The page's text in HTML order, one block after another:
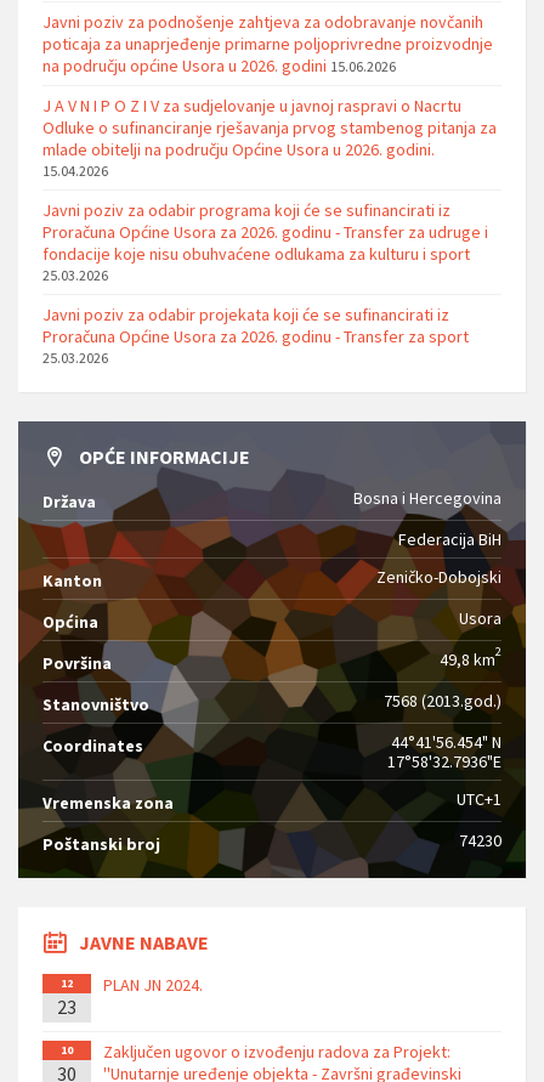
Javni poziv za podnošenje zahtjeva za odobravanje novčanih
poticaja za unaprjeđenje primarne poljoprivredne proizvodnje
na području općine Usora u 2026. godini 15.06.2026
J A V N I P O Z I V za sudjelovanje u javnoj raspravi o Nacrtu
Odluke o sufinanciranje rješavanja prvog stambenog pitanja za
mlade obitelji na području Općine Usora u 2026. godini.
15.04.2026
Javni poziv za odabir programa koji će se sufinancirati iz
Proračuna Općine Usora za 2026. godinu - Transfer za udruge i
fondacije koje nisu obuhvaćene odlukama za kulturu i sport
25.03.2026
Javni poziv za odabir projekata koji će se sufinancirati iz
Proračuna Općine Usora za 2026. godinu - Transfer za sport
25.03.2026
OPĆE INFORMACIJE
Država
Bosna i Hercegovina
Federacija BiH
Kanton
Zeničko-Dobojski
Općina Usora
Površina 49,8 km2
Stanovništvo 7568 (2013.god.)
Coordinates
44°41'56.454" N
17°58'32.7936"E
Vremenska zona
UTC+1
Poštanski broj 74230
JAVNE NABAVE
12
23
PLAN JN 2024.
10
30
Zaključen ugovor o izvođenju radova za Projekt:
''Unutarnje uređenje objekta - Završni građevinski